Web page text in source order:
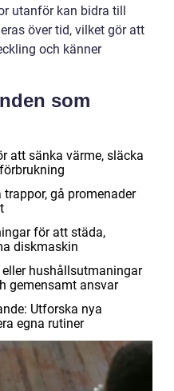
utanför kan bidra till
över tid, vilket gör att
och känner
som
att sänka värme, släcka
gå promenader
för att städa,
diskmaskin
hushållsutmaningar
gemensamt ansvar
Utforska nya
egna rutiner